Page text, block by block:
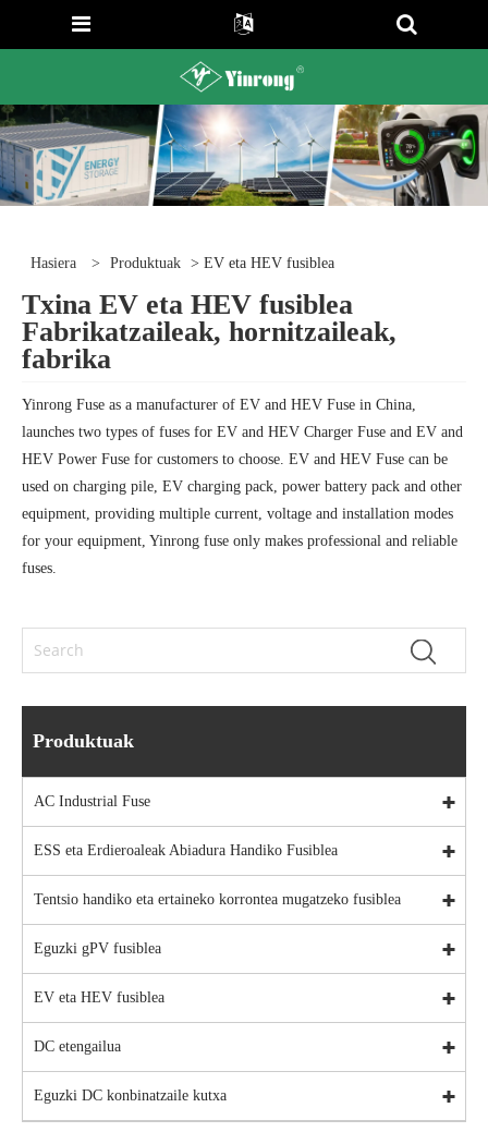
Hasiera > Produktuak > EV eta HEV fusiblea
Txina EV eta HEV fusiblea
Fabrikatzaileak, hornitzaileak,
fabrika
Yinrong Fuse as a manufacturer of EV and HEV Fuse in China,
launches two types of fuses for EV and HEV Charger Fuse and EV and
HEV Power Fuse for customers to choose. EV and HEV Fuse can be
used on charging pile, EV charging pack, power battery pack and other
equipment, providing multiple current, voltage and installation modes
for your equipment, Yinrong fuse only makes professional and reliable
fuses.
Produktuak
AC Industrial Fuse
ESS eta Erdieroaleak Abiadura Handiko Fusiblea
Tentsio handiko eta ertaineko korrontea mugatzeko fusiblea
Eguzki gPV fusiblea
EV eta HEV fusiblea
DC etengailua
Eguzki DC konbinatzaile kutxa